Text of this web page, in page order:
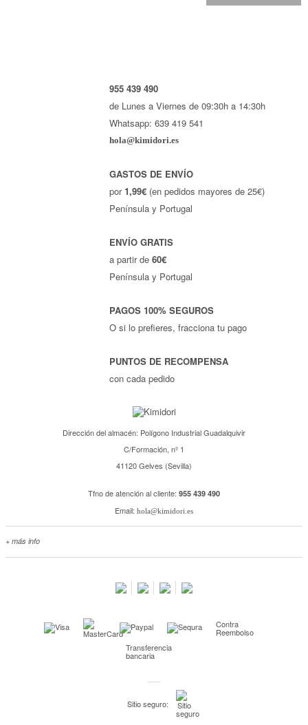
955 439 490
de Lunes a Viernes de 09:30h a 14:30h
Whatsapp: 639 419 541
hola@kimidori.es
GASTOS DE ENVÍO
por 1,99€ (en pedidos mayores de 25€)
Península y Portugal
ENVÍO GRATIS
a partir de60€
Península y Portugal
PAGOS 100% SEGUROS
O si lo prefieres, fracciona tu pago
PUNTOS DE RECOMPENSA
con cada pedido
Dirección del almacén: Polígono Industrial Guadalquivir
C/Formación, nº 1
41120 Gelves (Sevilla)
Tfno de atención al cliente: 955 439 490
Email: hola@kimidori.es
+ más info
Kimidori PRINT, nuestro servicio de impresión de fotos Contra
Reembolso
Transferencia
bancaria
Sitio seguro: